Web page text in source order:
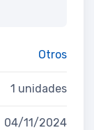
Otros
1 unidades
04/11/2024